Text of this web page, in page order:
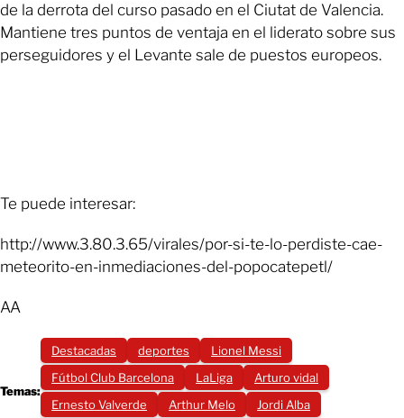
de la derrota del curso pasado en el Ciutat de Valencia.
Mantiene tres puntos de ventaja en el liderato sobre sus
perseguidores y el Levante sale de puestos europeos.
Te puede interesar:
http://www.3.80.3.65/virales/por-si-te-lo-perdiste-cae-
meteorito-en-inmediaciones-del-popocatepetl/
AA
Temas:
Destacadas deportes
Lionel Messi
‪Fútbol Club Barcelona‬
‪LaLiga‬
Arturo vidal
Ernesto Valverde
Arthur Melo
Jordi Alba